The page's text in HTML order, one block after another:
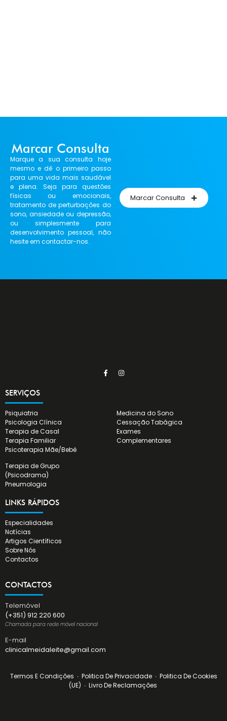
Marcar Consulta
Marque a sua consulta hoje
mesmo e dê o primeiro passo
para uma vida mais saudável
e plena. Seja para questões
físicas ou emocionais,
tratamento de perturbações do
sono, ansiedade ou depressão,
ou simplesmente para
desenvolvimento pessoal, não
hesite em contactar-nos.
Marcar Consulta
SERVIÇOS
Psiquiatria
Psicologia Clínica
Terapia de Casal
Terapia Familiar
Psicoterapia Mãe/Bebé
Terapia de Grupo
(Psicodrama)
Pneumologia
Medicina do Sono
Cessação Tabágica
Exames
Complementares
LINKS RÁPIDOS
Especialidades
Notícias
Artigos Científicos
Sobre Nós
Contactos
CONTACTOS
Telemóvel
(+351) 912 220 600
Chamada para rede móvel nacional
E-mail
clinicalmeidaleite@gmail.com
Termos E Condições ∙ Politica De Privacidade∙ Politica De Cookies
(UE) ∙ Livro De Reclamações